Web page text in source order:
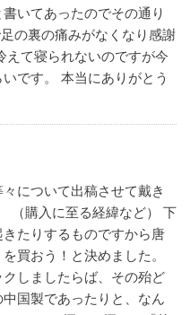
いてあったのでその通り
の裏の痛みがなくなり感謝
えて寝られないのですが今
です。
本当にありがとう
について出稿させて戴き
（購入に至る経緯など）
下
たりするものですから唐
買おう！と決めました。
しましたらば、その殆ど
国製であったりと、なん